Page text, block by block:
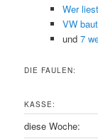
Wer
VW
und 7
DIE FAULEN:
KASSE:
diese Woche: